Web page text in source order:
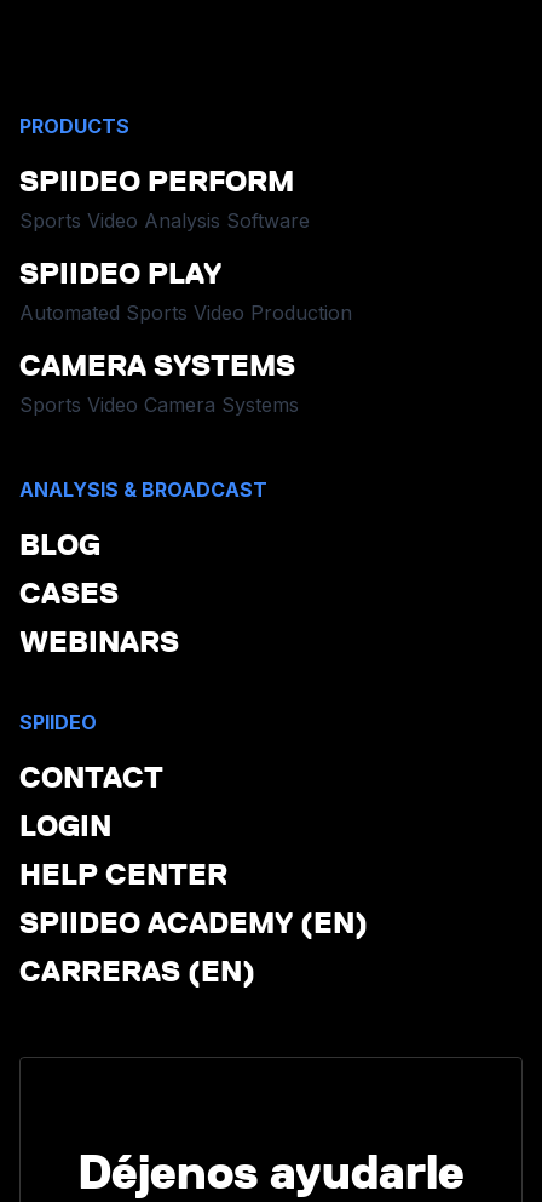
PRODUCTS
SPIIDEO PERFORM
Sports Video Analysis Software
SPIIDEO PLAY
Automated Sports Video Production
CAMERA SYSTEMS
Sports Video Camera Systems
ANALYSIS & BROADCAST
BLOG
CASES
WEBINARS
SPIIDEO
CONTACT
LOGIN
HELP CENTER
SPIIDEO ACADEMY (EN)
CARRERAS (EN)
Déjenos ayudarle